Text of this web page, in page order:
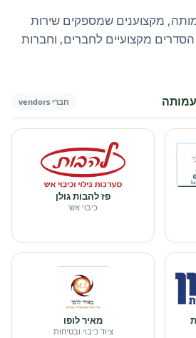
מקצוענים שמספקים שירות
מקצועיים לחברים, וחברות
חברי vendors
פז להבות גולן
כיבוי אש
מאיר לופו
ציוד כיבוי ובטיחות